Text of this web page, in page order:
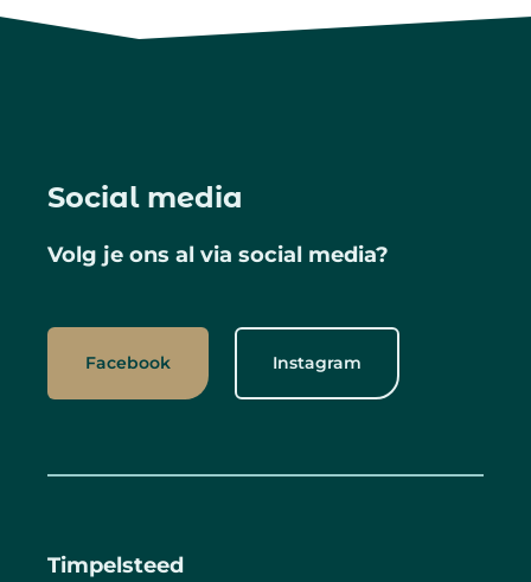
Social media
Volg je ons al via social media?
Facebook Instagram
Timpelsteed